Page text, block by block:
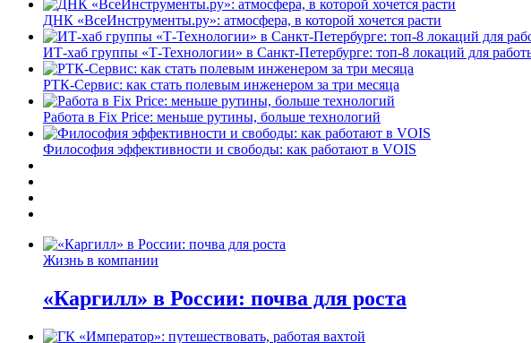
ДНК «ВсеИнструменты.ру»: атмосфера, в которой хочется расти
ИТ-хаб группы «Т-Технологии» в Санкт-Петербурге: топ-8 локаций для
РТК-Сервис: как стать полевым инженером за три месяца
Работа в Fix Price: меньше рутины, больше технологий
Философия эффективности и свободы: как работают в VOIS
Жизнь в компании
«Каргилл» в России: почва для роста